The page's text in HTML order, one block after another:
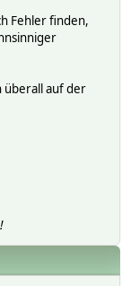
Fehler finden,
überall auf der